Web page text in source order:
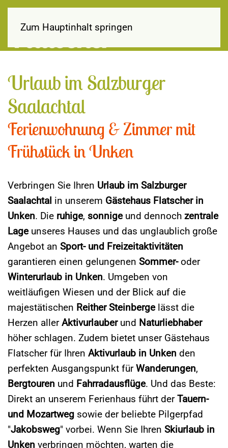
Zum Hauptinhalt springen
Urlaub im Salzburger
Saalachtal
Ferienwohnung & Zimmer mit
Frühstück in Unken
Verbringen Sie Ihren Urlaub im Salzburger
Saalachtal in unserem Gästehaus Flatscher in
Unken. Die ruhige, sonnigeund dennoch zentrale
Lageunseres Hauses und das unglaublich große
Angebot an Sport- und Freizeitaktivitäten
garantieren einen gelungenen Sommer-oder
Winterurlaub in Unken. Umgeben von
weitläufigen Wiesen und der Blick auf die
majestätischen Reither Steinbergelässt die
Herzen allerAktivurlauberund Naturliebhaber
höher schlagen. Zudem bietet unser Gästehaus
Flatscher für Ihren Aktivurlaub in Unken den
perfekten Ausgangspunkt fürWanderungen,
Bergtouren und Fahrradausflüge. Und das Beste:
Direkt an unserem Ferienhaus führt derTauern-
und Mozartweg sowie der beliebte Pilgerpfad
"Jakobsweg" vorbei. Wenn Sie Ihren Skiurlaub in
Unken verbringen möchten, warten die